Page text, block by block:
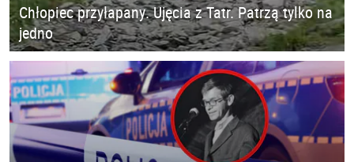
Chłopiec przyłapany. Ujęcia z Tatr. Patrzą tylko na
jedno